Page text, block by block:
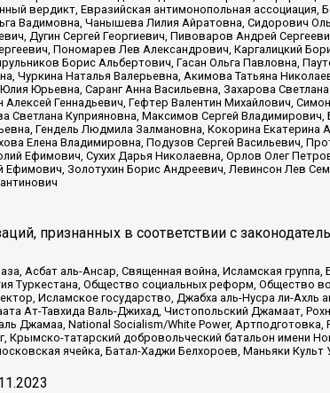
вердикт, Евразийская антимонопольная ассоциация,
Вадимовна, Чанышева Лилия Айратовна, Сидорович
Дугин Сергей Георгиевич, Пивоваров Андрей
Пономарев Лев Александрович, Каргалицкий
Борис Альбертович, Гасан Ольга Павловна,
Чуркина Наталья Валерьевна, Акимова Татьяна
Юрьевна, Саранг Анна Васильевна, Захарова Светлана
Геннадьевич, Гефтер Валентин Михайлович,
Куприяновна, Максимов Сергей Владимирович,
Гендель Людмила Залмановна, Кокорина Екатерина
Елена Владимировна, Подузов Сергей Васильевич,
Ефимович, Сухих Дарья Николаевна, Орлов Олег
Золотухин Борис Андреевич, Левинсон Лев
признанных в соответствии с
Асбат аль-Ансар, Священная война, Исламская группа,
Туркестана, Общество социальных реформ, Общество
Исламское государство, Джабха аль-Нусра ли-
Ат-Тавхида Валь-Джихад, Чистопольский Джамаат,
Джамаа, National Socialism/White Power, Артподготовка,
Крымско-татарский добровольческий батальон имени
ячейка, Батал-Хаджи Белхороев, Маньяки